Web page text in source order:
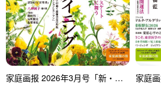
家庭画报 2026年3月号「新・感動ダイニング」